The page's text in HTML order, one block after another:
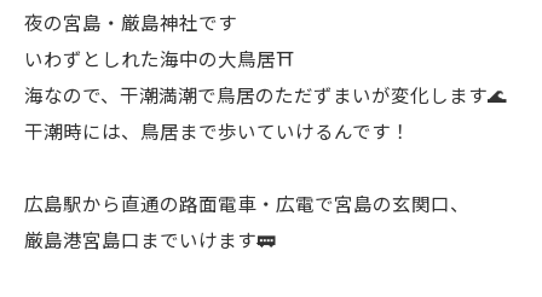
夜の宮島・厳島神社です
いわずとしれた海中の大鳥居⛩️
海なので、干潮満潮で鳥居のただずまいが変化します🌊
干潮時には、鳥居まで歩いていけるんです！
広島駅から直通の路面電車・広電で宮島の玄関口、
厳島港宮島口までいけます🚃